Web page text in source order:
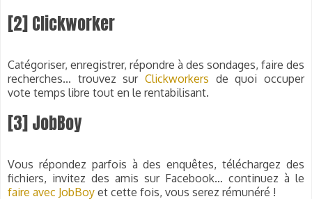
[2] Clickworker
Catégoriser, enregistrer, répondre à des sondages, faire des
recherches... trouvez sur Clickworkers de quoi occuper
vote temps libre tout en le rentabilisant.
[3] JobBoy
Vous répondez parfois à des enquêtes, téléchargez des
fichiers, invitez des amis sur Facebook… continuez à le
faire avec JobBoy et cette fois, vous serez rémunéré !